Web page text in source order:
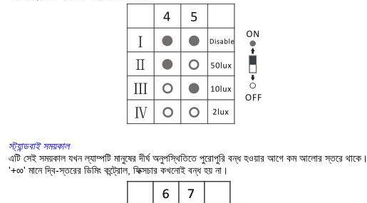
স্ট্যান্ডবাই সময়কাল
এটি সেই সময়কাল যখন ল্যাম্পটি মানুষের দীর্ঘ অনুপস্থিতিতে পুরোপুরি বন্ধ হওয়ার আগে কম আলোর স্তরে থাকে।
'+∞' মানে দ্বি-স্তরের ডিমিং কন্ট্রোল, ফিক্সচার কখনোই বন্ধ হয় না।